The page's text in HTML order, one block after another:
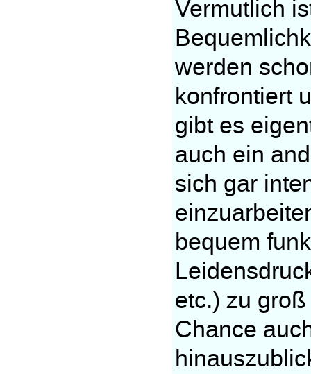
Vermutlich
werden
konfrontiert
gibt es
auch ein
sich gar
bequem
etc.) zu
Chance